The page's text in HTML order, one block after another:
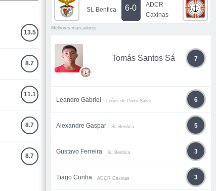
13.5
8.7
11.1
8.7
8.7
SL Benfica 6-0
ADCR
Caxinas
Melhores marcadores
Tomás Santos Sá 7
Leandro Gabriel Leões de Porto Salvo 6
Alexandre Gaspar SL Benfica 5
Gustavo Ferreira SL Benfica 3
Tiago Cunha ADCR Caxinas 3